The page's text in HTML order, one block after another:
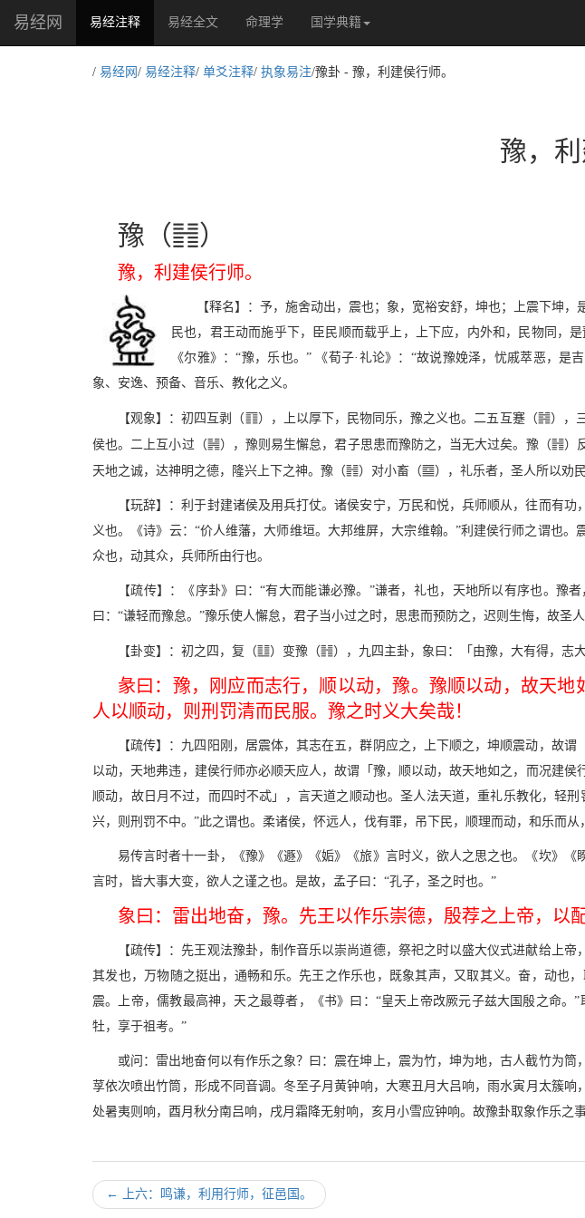
易经网 易经注释(current)易经全文 命理学 国学典籍
/ 易经网 / 易经注释/ 单爻注释/ 执象易注/豫卦 - 豫，利建侯行师。
豫，利
豫（f）
豫，利建侯行师。
【释名】：予，施舍动出，震也；象，宽裕安舒，坤也；上震下坤
民也，君王动而施乎下，臣民顺而载乎上，上下应，内外和，民物同，
《尔雅》：“豫，乐也。” 《荀子·礼论》：“故说豫娩泽，忧戚萃恶，
象、安逸、预备、音乐、教化之义。
【观象】：初四互剥（c），上以厚下，民物同乐，豫之义也。二五互蹇（{），
侯也。二上互小过（<），豫则易生懈怠，君子思患而豫防之，当无大过矣。豫（f）
天地之诚，达神明之德，隆兴上下之神。豫（f）对小畜（o），礼乐者，圣人所以劝
【玩辞】：利于封建诸侯及用兵打仗。诸侯安宁，万民和悦，兵师顺从，往而有
义也。《诗》云：“价人维藩，大师维垣。大邦维屏，大宗维翰。”利建侯行师之谓也
众也，动其众，兵师所由行也。
【疏传】：《序卦》曰：“有大而能谦必豫。”谦者，礼也，天地所以有序也。豫
曰：“谦轻而豫怠。”豫乐使人懈怠，君子当小过之时，思患而预防之，迟则生悔，故圣人
【卦变】：初之四，复（v）变豫（f），九四主卦，象曰：「由豫，大有得，志大
彖曰：豫，刚应而志行，顺以动，豫。豫顺以动，故天
人以顺动，则刑罚清而民服。豫之时义大矣哉！
【疏传】：九四阳刚，居震体，其志在五，群阴应之，上下顺之，坤顺震动，故
以动，天地弗违，建侯行师亦必顺天应人，故谓「豫，顺以动，故天地如之，而况建
顺动，故日月不过，而四时不忒」，言天道之顺动也。圣人法天道，重礼乐教化，轻
兴，则刑罚不中。”此之谓也。柔诸侯，怀远人，伐有罪，吊下民，顺理而动，和乐而
易传言时者十一卦，《豫》《遯》《姤》《旅》言时义，欲人之思之也。《坎》
言时，皆大事大变，欲人之谨之也。是故，孟子曰：“孔子，圣之时也。”
象曰：雷出地奋，豫。先王以作乐崇德，殷荐之上帝，以配
【疏传】：先王观法豫卦，制作音乐以崇尚道德，祭祀之时以盛大仪式进献给上
其发也，万物随之挺出，通畅和乐。先王之作乐也，既象其声，又取其义。奋，动也
震。上帝，儒教最高神，天之最尊者，《书》曰：“皇天上帝改厥元子兹大国殷之命
牡，享于祖考。”
或问：雷出地奋何以有作乐之象？曰：震在坤上，震为竹，坤为地，古人截竹为
莩依次喷出竹筒，形成不同音调。冬至子月黄钟响，大寒丑月大吕响，雨水寅月太簇
处暑夷则响，酉月秋分南吕响，戌月霜降无射响，亥月小雪应钟响。故豫卦取象作乐之
← 上六：鸣谦，利用行师，征邑国。